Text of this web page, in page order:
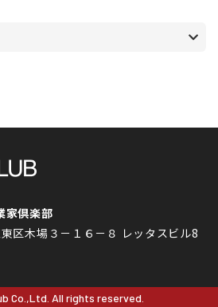
家倶楽部
区木場３－１６－８ レッタスビル8
Co.,Ltd. All rights reserved.